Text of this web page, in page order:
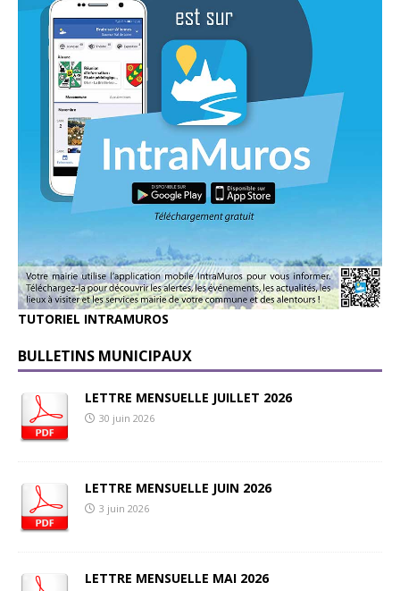
TUTORIEL INTRAMUROS
BULLETINS MUNICIPAUX
LETTRE MENSUELLE JUILLET 2026
30 juin 2026
LETTRE MENSUELLE JUIN 2026
3 juin 2026
LETTRE MENSUELLE MAI 2026